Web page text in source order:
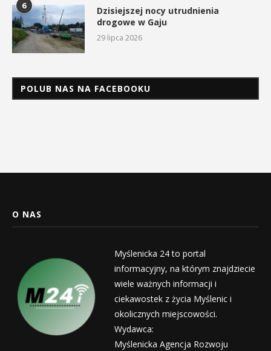
6
Dzisiejszej nocy utrudnienia
drogowe w Gaju
29 lipca 2026
POLUB NAS NA FACEBOOKU
O NAS
Myślenicka 24 to portal
informacyjny, na którym znajdziecie
wiele ważnych informacji i
ciekawostek z życia Myślenic i
okolicznych miejscowości.
Wydawca:
Myślenicka Agencja Rozwoju